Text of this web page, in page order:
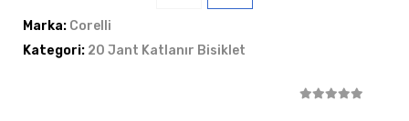
Marka: Corelli
Kategori: 20 Jant Katlanır Bisiklet